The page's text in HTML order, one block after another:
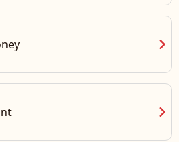
chevron_right
chevron_right